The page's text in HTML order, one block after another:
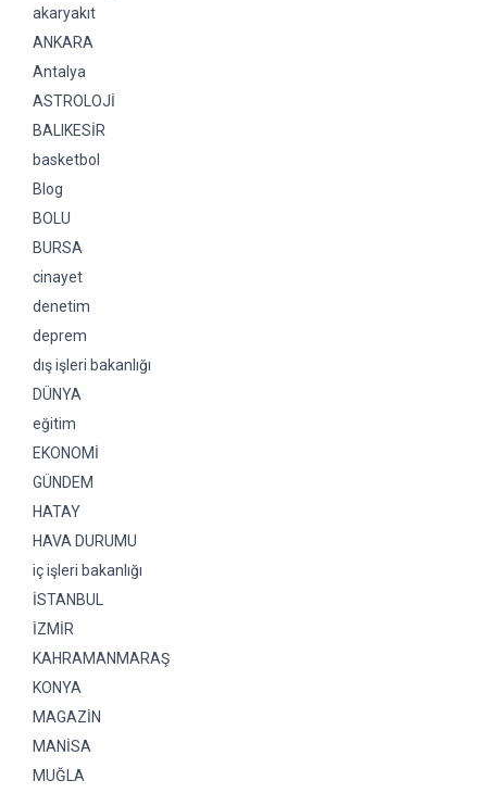
akaryakıt
ANKARA
Antalya
ASTROLOJİ
BALIKESİR
basketbol
Blog
BOLU
BURSA
cinayet
denetim
deprem
dış işleri bakanlığı
DÜNYA
eğitim
EKONOMİ
GÜNDEM
HATAY
HAVA DURUMU
iç işleri bakanlığı
İSTANBUL
İZMİR
KAHRAMANMARAŞ
KONYA
MAGAZİN
MANİSA
MUĞLA